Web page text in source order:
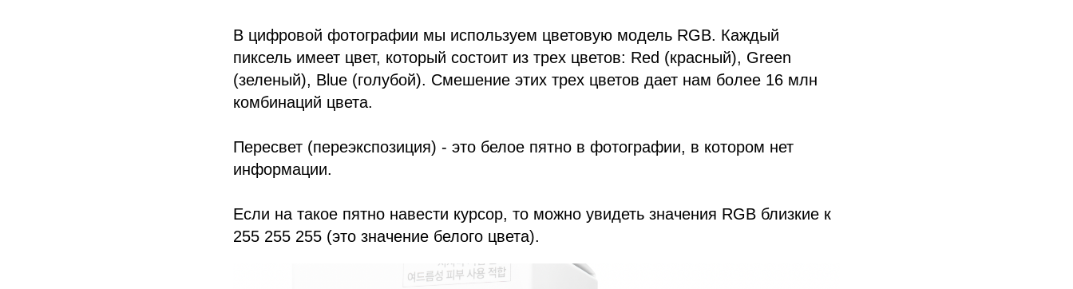
В цифровой фотографии мы используем цветовую модель RGB. Каждый
пиксель имеет цвет, который состоит из трех цветов: Red (красный), Green
(зеленый), Blue (голубой). Смешение этих трех цветов дает нам более 16 млн
комбинаций цвета.
Пересвет (переэкспозиция) - это белое пятно в фотографии, в котором нет
информации.
Если на такое пятно навести курсор, то можно увидеть значения RGB близкие к
255 255 255 (это значение белого цвета).